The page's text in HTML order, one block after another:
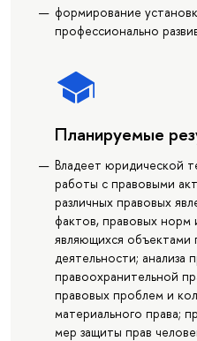
формирование
профессионально
Планируемые
Владеет юридической
работы с правовыми
различных правовых
фактов, правовых
являющихся объектами
деятельности; анализа
правоохранительной
правовых проблем и
материального права;
мер защиты прав